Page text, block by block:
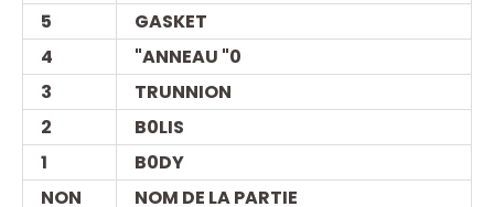
5
GASKET
4
"ANNEAU "0
3
TRUNNION
2
B0LIS
1
B0DY
NON
NOM DE LA PARTIE